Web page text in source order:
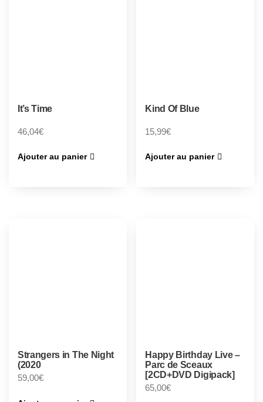
It’s Time
46,04€
Ajouter au panier
Kind Of Blue
15,99€
Ajouter au panier
Strangers in The Night
(2020
59,00€
Happy Birthday Live –
Parc de Sceaux
[2CD+DVD Digipack]
65,00€